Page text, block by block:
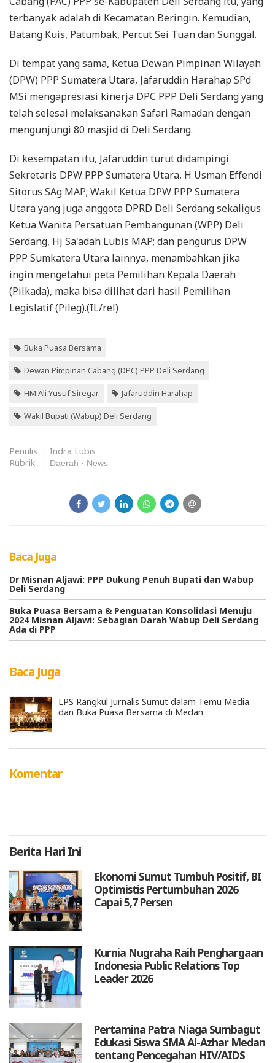
terbanyak adalah di Kecamatan Beringin. Kemudian,
Batang Kuis, Patumbak, Percut Sei Tuan dan Sunggal.
Di tempat yang sama, Ketua Dewan Pimpinan Wilayah
(DPW) PPP Sumatera Utara, Jafaruddin Harahap SPd
MSi mengapresiasi kinerja DPC PPP Deli Serdang yang
telah selesai melaksanakan Safari Ramadan dengan
mengunjungi 80 masjid di Deli Serdang.
Di kesempatan itu, Jafaruddin turut didampingi
Sekretaris DPW PPP Sumatera Utara, H Usman Effendi
Sitorus SAg MAP; Wakil Ketua DPW PPP Sumatera
Utara yang juga anggota DPRD Deli Serdang sekaligus
Ketua Wanita Persatuan Pembangunan (WPP) Deli
Serdang, Hj Sa'adah Lubis MAP; dan pengurus DPW
PPP Sumkatera Utara lainnya, menambahkan jika
ingin mengetahui peta Pemilihan Kepala Daerah
(Pilkada), maka bisa dilihat dari hasil Pemilihan
Legislatif (Pileg).(IL/rel)
Buka Puasa Bersama
Dewan Pimpinan Cabang (DPC) PPP Deli Serdang
HM Ali Yusuf Siregar Jafaruddin Harahap
Wakil Bupati (Wabup) Deli Serdang
Penulis : Indra Lubis
Rubrik
: Daerah News
Baca Juga
Dr Misnan Aljawi: PPP Dukung Penuh Bupati dan Wabup
Deli Serdang
Buka Puasa Bersama & Penguatan Konsolidasi Menuju
2024 Misnan Aljawi: Sebagian Darah Wabup Deli Serdang
Ada di PPP
Baca Juga
LPS Rangkul Jurnalis Sumut dalam Temu Media
dan Buka Puasa Bersama di Medan
Komentar
Berita Hari Ini
Ekonomi Sumut Tumbuh Positif, BI
Optimistis Pertumbuhan 2026
Capai 5,7 Persen
Kurnia Nugraha Raih Penghargaan
Indonesia Public Relations Top
Leader 2026
Pertamina Patra Niaga Sumbagut
Edukasi Siswa SMA Al-Azhar Medan
tentang Pencegahan HIV/AIDS